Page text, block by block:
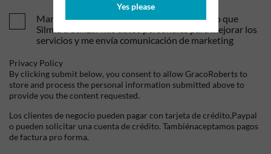
Yes please
Mandame tus ofertas y novedades. Entiendo que
Silmid a utilizar mis datos personales para mejorar los
servicios y me envía comunicación de marketing
Privacy Policy
By clicking submit below, you consent to allow GracoRoberts to
store and process the personal information submitted above to
provide you the content requested.
Los clientes de negocio pueden pagar con tarjeta de crédito,Paypal
o pueden solicitar una cuenta de crédito. Tambiénaceptamos pagos
de factura pro forma.